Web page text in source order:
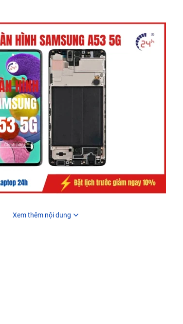
Xem thêm nội dung